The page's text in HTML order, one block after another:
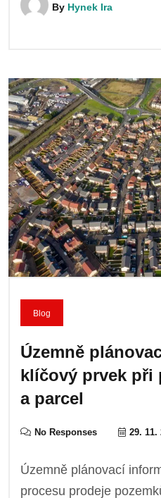
By Hynek Ira
Blog
Územně
klíčový prvek při
a parcel
No Responses 29. 11.
Územně plánovací
procesu prodeje